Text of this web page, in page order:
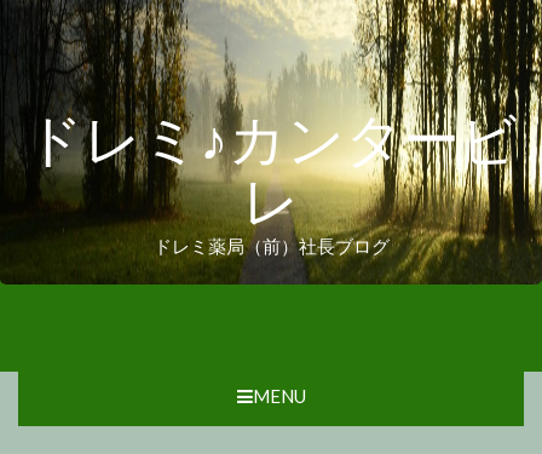
ドレミ♪カンタービ
レ
ドレミ薬局（前）社長ブログ
MENU